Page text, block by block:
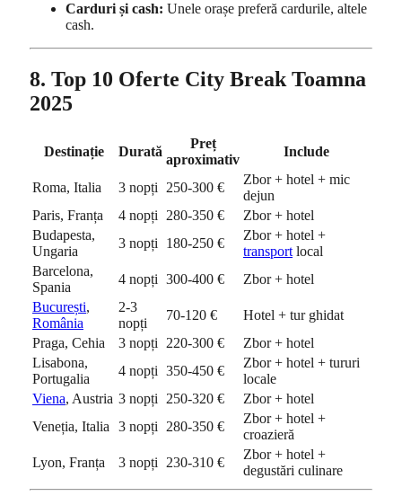
Carduri și cash: Unele orașe preferă cardurile, altele
cash.
8. Top 10 Oferte City Break Toamna
2025
Destinație Durată
Preț
aproximativ
Include
Roma, Italia 3 nopți 250-300 €
Zbor + hotel + mic
dejun
Paris, Franța
4 nopți 280-350 €
Zbor + hotel
Budapesta,
Ungaria
3 nopți 180-250 €
Zbor + hotel +
transport local
Barcelona,
Spania
4 nopți 300-400 €
Zbor + hotel
București,
România
2-3
nopți
70-120 €
Hotel + tur ghidat
Praga, Cehia
3 nopți 220-300 €
Zbor + hotel
Lisabona,
Portugalia
4 nopți 350-450 €
Zbor + hotel + tururi
locale
Viena, Austria 3 nopți 250-320 €
Zbor + hotel
Veneția, Italia
3 nopți 280-350 €
Zbor + hotel +
croazieră
Lyon, Franța
3 nopți 230-310 €
Zbor + hotel +
degustări culinare